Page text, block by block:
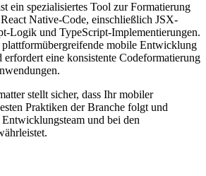
ein spezialisiertes Tool zur Formatierung
Native-Code, einschließlich JSX-
Logik und TypeScript-Implementierungen.
mobile Entwicklung
eine konsistente Codeformatierung
stellt sicher, dass Ihr mobiler
Praktiken der Branche folgt und
und bei den